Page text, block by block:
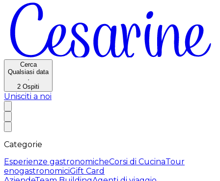
Cerca
Qualsiasi data
·
2 Ospiti
Unisciti a noi
Categorie
Esperienze gastronomicheCorsi di CucinaTour
enogastronomiciGift Card